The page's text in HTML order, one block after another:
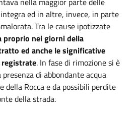
ed in altre, invece, in parte
Tra le cause ipotizzate
proprio nei giorni della
ed anche le significative
. In fase di rimozione si è
di abbondante acqua
della Rocca e da possibili perdite
della strada.